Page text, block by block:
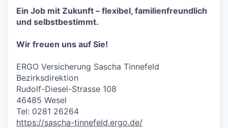
Ein Job mit Zukunft – flexibel, familienfreundlich
und selbstbestimmt.
Wir freuen uns auf Sie!
ERGO Versicherung Sascha Tinnefeld
Bezirksdirektion
Rudolf-Diesel-Strasse 108
46485 Wesel
Tel: 0281 26264
https://sascha-tinnefeld.ergo.de/